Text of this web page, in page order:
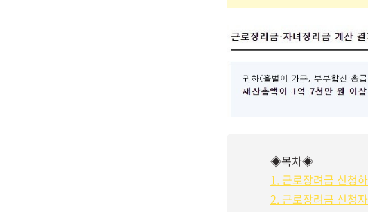
◈목차◈
1. 근로장려금 신청
2. 근로장려금 신청